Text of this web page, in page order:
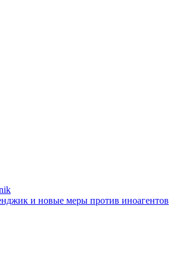
и новые меры против иноагентов